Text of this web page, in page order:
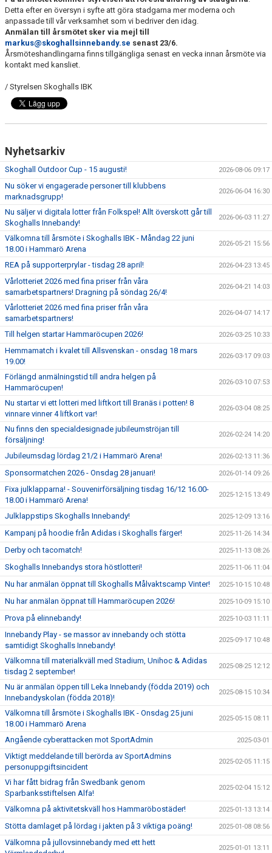
Detta efter en översyn i syfte att göra stadgarna mer moderna och
anpassade till vår verksamhet som vi bedriver den idag.
Anmälan till årsmötet sker via mejl till
markus@skoghallsinnebandy.se senast 23/6.
Årsmöteshandlingarna finns tillgängliga senast en vecka innan årsmöte via
kontakt med kansliet.
/ Styrelsen Skoghalls IBK
Nyhetsarkiv
Skoghall Outdoor Cup - 15 augusti! 2026-08-06 09:17
Nu söker vi engagerade personer till klubbens
marknadsgrupp!
2026-06-04 16:30
Nu säljer vi digitala lotter från Folkspel! Allt överskott går till
Skoghalls Innebandy!
2026-06-03 11:27
Välkomna till årsmöte i Skoghalls IBK - Måndag 22 juni
18.00 i Hammarö Arena
2026-05-21 15:56
REA på supporterprylar - tisdag 28 april! 2026-04-23 13:45
Vårlotteriet 2026 med fina priser från våra
samarbetspartners! Dragning på söndag 26/4!
2026-04-21 14:03
Vårlotteriet 2026 med fina priser från våra
samarbetspartners!
2026-04-07 14:17
Till helgen startar Hammaröcupen 2026! 2026-03-25 10:33
Hemmamatch i kvalet till Allsvenskan - onsdag 18 mars
19.00!
2026-03-17 09:03
Förlängd anmälningstid till andra helgen på
Hammaröcupen!
2026-03-10 07:53
Nu startar vi ett lotteri med liftkort till Branäs i potten! 8
vinnare vinner 4 liftkort var!
2026-03-04 08:25
Nu finns den specialdesignade jubileumströjan till
försäljning!
2026-02-24 14:20
Jubileumsdag lördag 21/2 i Hammarö Arena! 2026-02-13 11:36
Sponsormatchen 2026 - Onsdag 28 januari! 2026-01-14 09:26
Fixa julklapparna! - Souvenirförsäljning tisdag 16/12 16.00-
18.00 i Hammarö Arena!
2025-12-15 13:49
Julklappstips Skoghalls Innebandy! 2025-12-09 13:16
Kampanj på hoodie från Adidas i Skoghalls färger! 2025-11-26 14:34
Derby och tacomatch! 2025-11-13 08:26
Skoghalls Innebandys stora höstlotteri! 2025-11-06 11:04
Nu har anmälan öppnat till Skoghalls Målvaktscamp Vinter! 2025-10-15 10:48
Nu har anmälan öppnat till Hammaröcupen 2026! 2025-10-09 15:10
Prova på elinnebandy! 2025-10-03 11:11
Innebandy Play - se massor av innebandy och stötta
samtidigt Skoghalls Innebandy!
2025-09-17 10:48
Välkomna till materialkväll med Stadium, Unihoc & Adidas
tisdag 2 september!
2025-08-25 12:12
Nu är anmälan öppen till Leka Innebandy (födda 2019) och
Innebandyskolan (födda 2018)!
2025-08-15 10:34
Välkomna till årsmöte i Skoghalls IBK - Onsdag 25 juni
18.00 i Hammarö Arena
2025-05-15 08:11
Angående cyberattacken mot SportAdmin 2025-03-01
Viktigt meddelande till berörda av SportAdmins
personuppgiftsincident
2025-02-05 11:15
Vi har fått bidrag från Swedbank genom
Sparbanksstiftelsen Alfa!
2025-02-04 15:12
Välkomna på aktivitetskväll hos Hammaröbostäder! 2025-01-13 13:14
Stötta damlaget på lördag i jakten på 3 viktiga poäng! 2025-01-08 08:56
Välkomna på jullovsinnebandy med ett hett
2025-01-01 13:11